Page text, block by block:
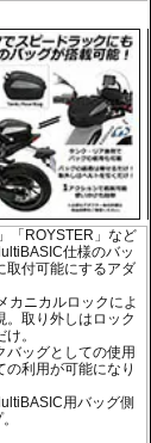
「ROYSTER」など
仕様のバッ
取付可能にするアダ
カニカルロックによ
。取り外しはロック
。
バッグとしての使用
の利用が可能になり
用バッグ側